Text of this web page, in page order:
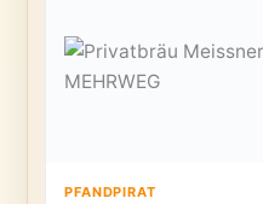
PFANDPIRAT